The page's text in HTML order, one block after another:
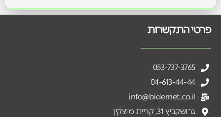
פרטי התקשרות
053-737-3765
04-613-44-44
info@bidernet.co.il
גרושקביץ 31, קריית מוצקין